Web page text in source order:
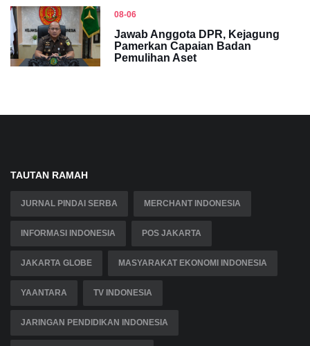
08-06
Jawab Anggota DPR, Kejagung
Pamerkan Capaian Badan
Pemulihan Aset
TAUTAN RAMAH
JURNAL PINDAI SERBA MERCHANT INDONESIA
INFORMASI INDONESIA POS JAKARTA
JAKARTA GLOBE MASYARAKAT EKONOMI INDONESIA
YAANTARA TV INDONESIA
JARINGAN PENDIDIKAN INDONESIA